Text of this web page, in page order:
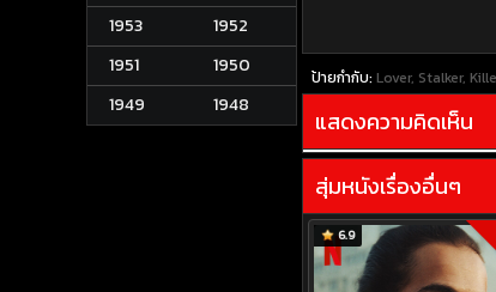
1953
1952
1951
1950
1949
1948
ป้ายกำกับ: Lover, Stalker,
แสดงความคิดเห็น
สุ่มหนังเรื่องอื่นๆ
6.9